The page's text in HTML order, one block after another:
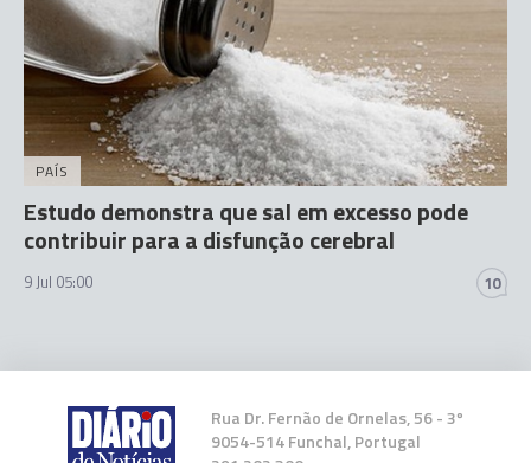
PAÍS
Estudo demonstra que sal em excesso pode
contribuir para a disfunção cerebral
9 Jul 05:00 10
Rua Dr. Fernão de Ornelas, 56 - 3º
9054-514 Funchal, Portugal